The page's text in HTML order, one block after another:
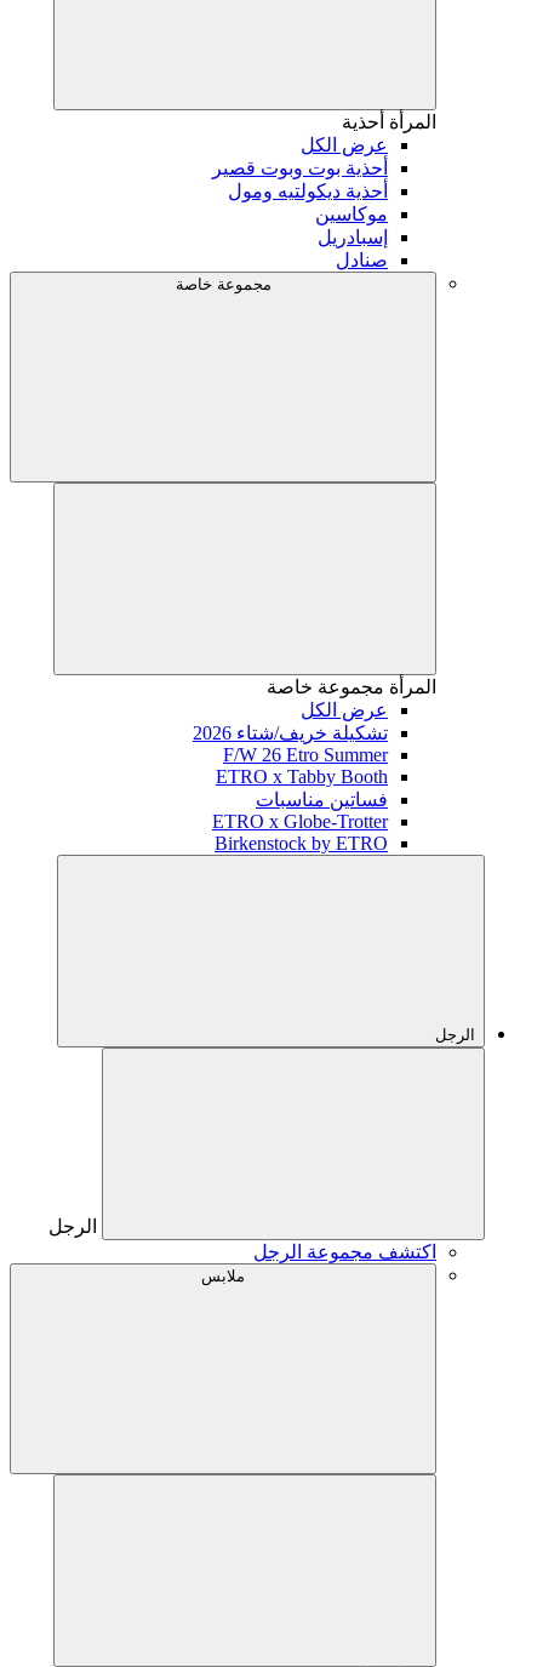
المرأة أحذية
عرض الكل
أحذية بوت وبوت قصير
أحذية ديكولتيه ومول
موكاسين
إسبادريل
صنادل
مجموعة خاصة
المرأة مجموعة خاصة
عرض الكل
تشكيلة خريف/شتاء 2026
F/W 26 Etro Summer
ETRO x Tabby Booth
فساتين مناسبات
ETRO x Globe-Trotter
Birkenstock by ETRO
الرجل
الرجل
اكتشف مجموعة الرجل
ملابس